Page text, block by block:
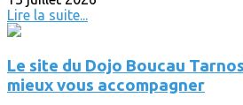
Lire la suite...
Le site du Dojo Boucau
mieux vous accompagner